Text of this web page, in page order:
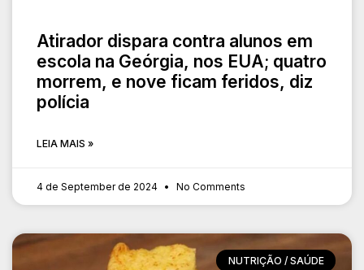
Atirador dispara contra alunos em
escola na Geórgia, nos EUA; quatro
morrem, e nove ficam feridos, diz
polícia
LEIA MAIS »
4 de September de 2024 No Comments
NUTRIÇÃO / SAÚDE